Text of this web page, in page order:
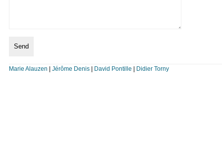
Marie Alauzen Jérôme Denis| David Pontille Didier Torny